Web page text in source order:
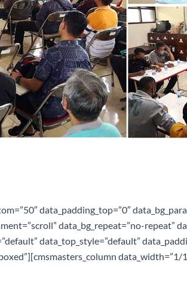
data_padding_top=”0″
data_bg_repeat=”no-repeat”
data_top_style=”default”
data_width=”1/